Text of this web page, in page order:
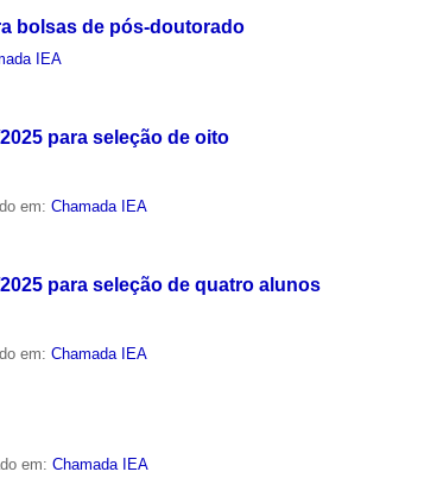
bolsas de pós-doutorado
IEA
para seleção de oito
em:Chamada IEA
para seleção de quatro alunos
em:Chamada IEA
em:Chamada IEA